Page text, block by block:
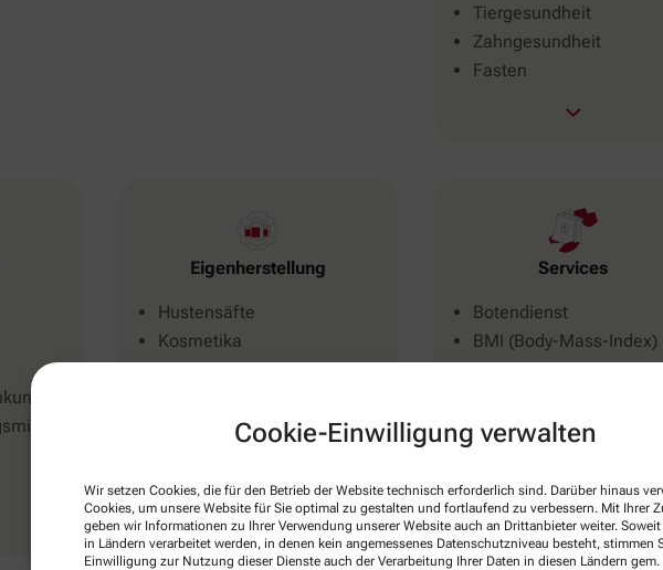
Cookie-Einwilligung verwalten
Wir setzen Cookies, die für den Betrieb der Website technisch erforderlich sind. Darüber hinaus
Cookies, um unsere Website für Sie optimal zu gestalten und fortlaufend zu verbessern. Mit Ihrer
geben wir Informationen zu Ihrer Verwendung unserer Website auch an Drittanbieter weiter.
in Ländern verarbeitet werden, in denen kein angemessenes Datenschutzniveau besteht, stimmen
Einwilligung zur Nutzung dieser Dienste auch der Verarbeitung Ihrer Daten in diesen Ländern
Tiergesundheit
Zahngesundheit
Fasten
Eigenherstellung
Hustensäfte
Kosmetika
Salben
Lösungen
Services
Botendienst
BMI (Body-Mass-Index)
Kundenkarte
Wechselwirkungen
Parkplatz
Ausbildungs-Apotheke
Barrierefrei